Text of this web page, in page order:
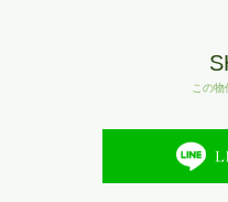
この